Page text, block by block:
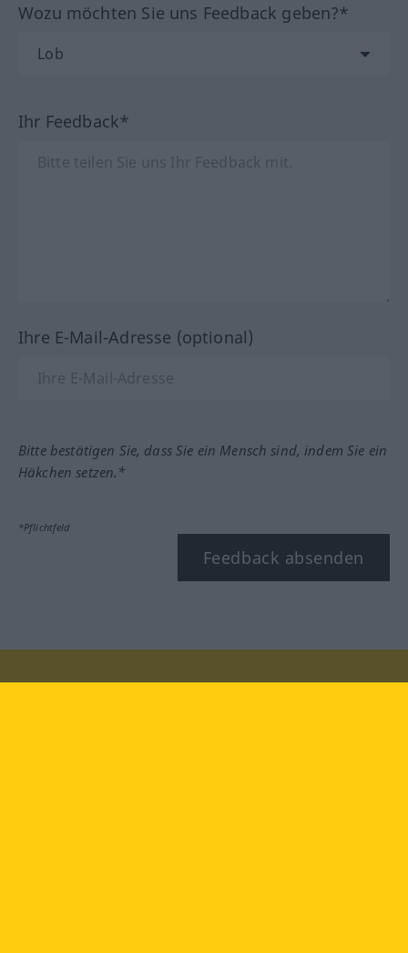
Wozu möchten Sie uns Feedback geben?*
Ihr Feedback*
Ihre E-Mail-Adresse (optional)
Bitte bestätigen Sie, dass Sie ein Mensch sind, indem Sie ein
Häkchen setzen.*
*Pflichtfeld
Feedback absenden